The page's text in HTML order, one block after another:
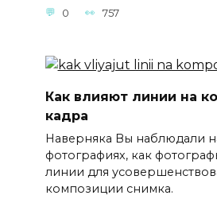
0 757
Как влияют линии на
кадра
Наверняка Вы наблюдали
фотографиях, как
линии для
композиции снимка.